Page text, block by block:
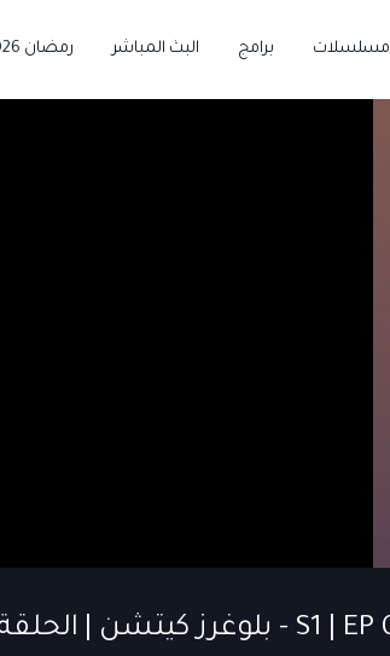
مسلسلات برامج البث المباشر رمضان 2026